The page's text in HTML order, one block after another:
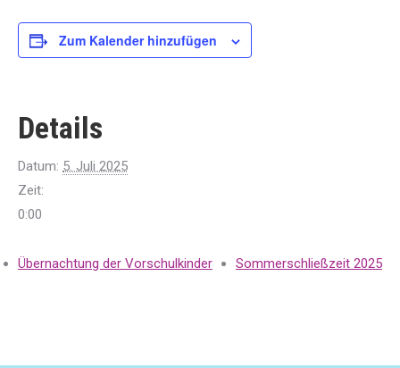
Zum Kalender hinzufügen
Details
Datum: 5. Juli 2025
Zeit:
0:00
Übernachtung der Vorschulkinder Sommerschließzeit 2025